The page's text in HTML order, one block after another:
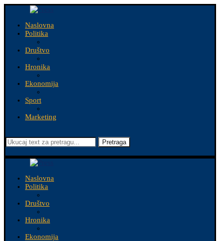
Naslovna
Politika
Društvo
Hronika
Ekonomija
Sport
Marketing
Pretraga
Naslovna
Politika
Društvo
Hronika
Ekonomija